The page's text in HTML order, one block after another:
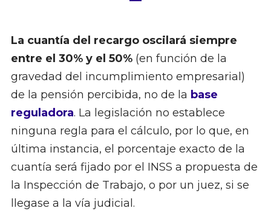
La cuantía del recargo oscilará siempre
entre el 30% y el 50%(en función de la
gravedad del incumplimiento empresarial)
de la pensión percibida, no de la base
reguladora. La legislación no establece
ninguna regla para el cálculo, por lo que, en
última instancia, el porcentaje exacto de la
cuantía será fijado por el INSS a propuesta de
la Inspección de Trabajo, o por un juez, si se
llegase a la vía judicial.